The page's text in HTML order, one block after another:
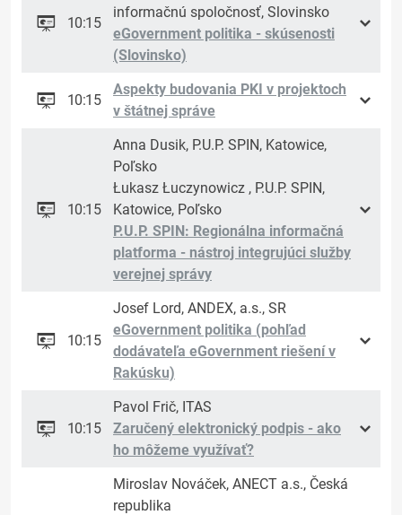
10:15
informačnú spoločnosť, Slovinsko
eGovernment politika - skúsenosti
(Slovinsko)
10:15
Aspekty budovania PKI v projektoch
v štátnej správe
10:15
Anna Dusik, P.U.P. SPIN, Katowice,
Poľsko
Łukasz Łuczynowicz , P.U.P. SPIN,
Katowice, Poľsko
P.U.P. SPIN: Regionálna informačná
platforma - nástroj integrujúci služby
verejnej správy
10:15
Josef Lord, ANDEX, a.s., SR
eGovernment politika (pohľad
dodávateľa eGovernment riešení v
Rakúsku)
10:15
Pavol Frič, ITAS
Zaručený elektronický podpis - ako
ho môžeme využívať?
Miroslav Nováček, ANECT a.s., Česká
republika